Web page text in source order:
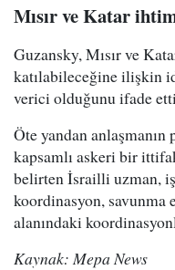
Mısır ve Katar
Guzansky, Mısır ve
katılabileceğine ilişkin
verici olduğunu ifade
Öte yandan
kapsamlı askeri bir
belirten İsrailli uzman,
koordinasyon, savunma
alanındaki
Kaynak: Mepa News